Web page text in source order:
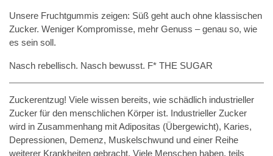
Unsere Fruchtgummis zeigen: Süß geht auch ohne klassischen
Zucker. Weniger Kompromisse, mehr Genuss – genau so, wie
es sein soll.
Nasch rebellisch. Nasch bewusst. F* THE SUGAR
Zuckerentzug! Viele wissen bereits, wie schädlich industrieller
Zucker für den menschlichen Körper ist. Industrieller Zucker
wird in Zusammenhang mit Adipositas (Übergewicht), Karies,
Depressionen, Demenz, Muskelschwund und einer Reihe
weiterer Krankheiten gebracht. Viele Menschen haben, teils